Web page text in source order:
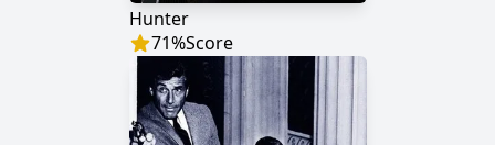
Hunter
71%Score